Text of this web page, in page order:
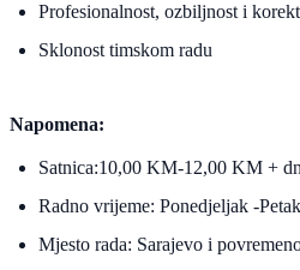
Profesionalnost, ozbiljnost i
Sklonost timskom radu
Napomena:
Satnica:10,00 KM-12,00 KM +
Radno vrijeme: Ponedjeljak -
Mjesto rada: Sarajevo i